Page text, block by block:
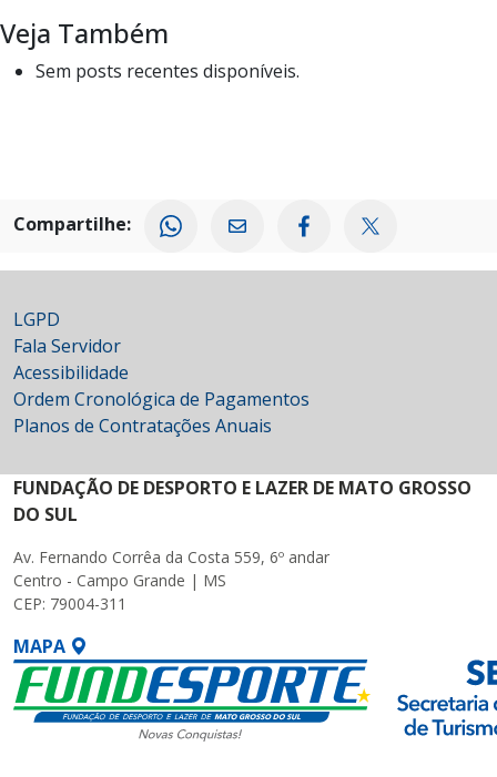
Veja Também
Sem posts recentes disponíveis.
Compartilhe:
LGPD
Fala Servidor
Acessibilidade
Ordem Cronológica de Pagamentos
Planos de Contratações Anuais
FUNDAÇÃO DE DESPORTO E LAZER DE MATO GROSSO
DO SUL
Av. Fernando Corrêa da Costa 559, 6º andar
Centro - Campo Grande | MS
CEP: 79004-311
MAPA